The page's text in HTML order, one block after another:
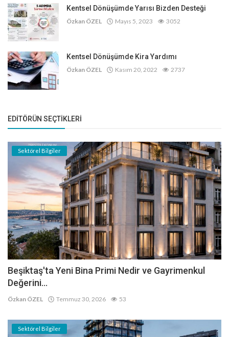
Kentsel Dönüşümde Yarısı Bizden Desteği
Özkan ÖZEL Mayıs 5, 2023 3052
Kentsel Dönüşümde Kira Yardımı
Özkan ÖZEL Kasım 20, 2022 2737
EDITÖRÜN SEÇTIKLERI
Sektörel Bilgiler
Beşiktaş'ta Yeni Bina Primi Nedir ve Gayrimenkul
Değerini...
Özkan ÖZEL Temmuz 30, 2026 53
Sektörel Bilgiler